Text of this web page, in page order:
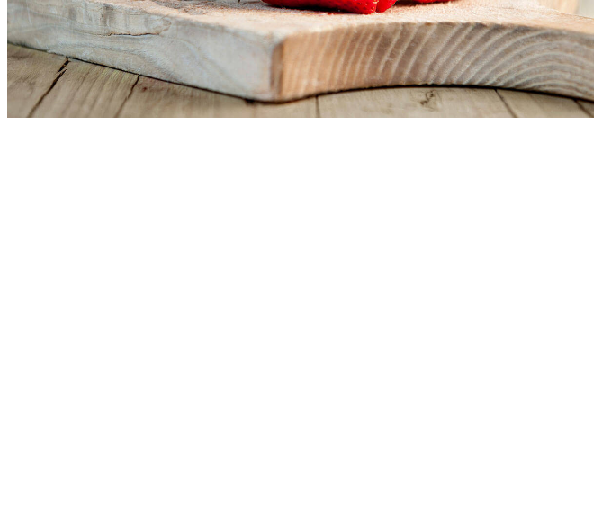
Historias de
Agricultores de
Fresa
Historias de
Trabajadores
Agrícolas